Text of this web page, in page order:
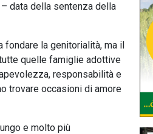
data della sentenza della
fondare la genitorialità, ma il
quelle famiglie adottive
responsabilità e
trovare occasioni di amore
e molto più